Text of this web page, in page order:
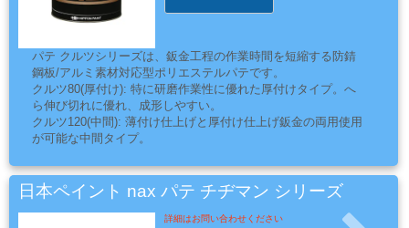
ー
ト・
ウ
パテ クルツシリーズは、鈑金工程の作業時間を短縮する防錆
鋼板/アルミ素材対応型ポリエステルパテです。
クルツ80(厚付け): 特に研磨作業性に優れた厚付けタイプ。へ
ら伸び切れに優れ、成形しやすい。
クルツ120(中間): 薄付け仕上げと厚付け仕上げ鈑金の両用使用
が可能な中間タイプ。
※1 各品名の数字は、推奨する研磨ペーパーの番手です。
80は、面出し時の使用ペーパー番手。120・180は、面調整時
の使用ペーパー番手。
※2 各商品、季節にあわせて「夏用」「春秋用」「冬用」をご
日本ペイント nax パテ チヂマン シリーズ
詳細はお問い合わせください